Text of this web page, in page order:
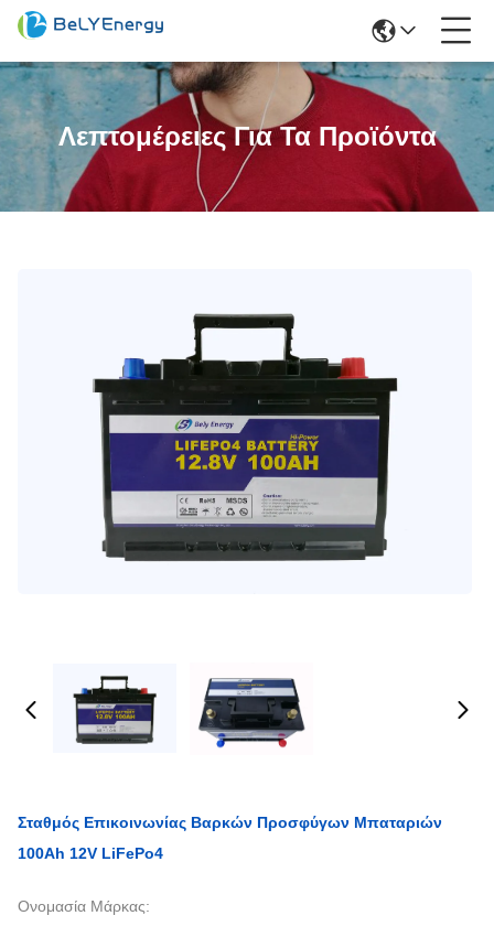
Λεπτομέρειες Για Τα Προϊόντα
Σταθμός Επικοινωνίας Βαρκών Προσφύγων Μπαταριών
100Ah 12V LiFePo4
Ονομασία Μάρκας: